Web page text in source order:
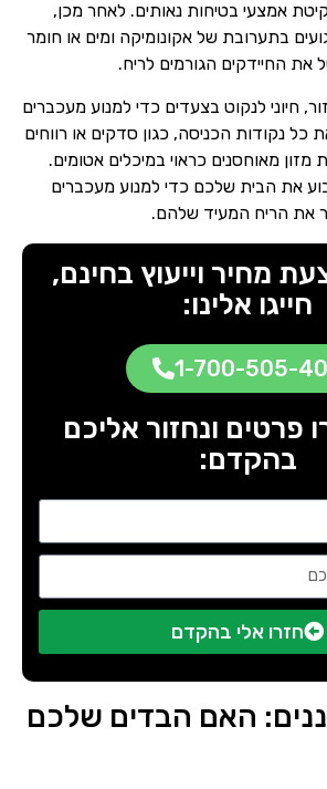
אמצעי בטיחות נאותים. לאחר מכן,
בתערובת של אקונומיקה ומים או חומר
את החיידקים הגורמים לריח.
חיוני לנקוט בצעדים כדי למנוע מעכברים
כל נקודות הכניסה, כגון סדקים או רווחים
מזון מאוחסנים כראוי במיכלים אטומים.
את הבית שלכם כדי למנוע מעכברים
את הריח המעיד שלהם.
מחיר וייעוץ בחינם,
חייגו אלינו:
1-700-505-
פרטים ונחזור אליכם
בהקדם:
חזרו אלי בהקדם
האם הבדים שלכם